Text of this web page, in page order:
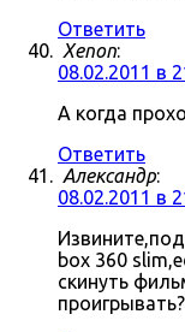
Ответить
Xenon:
08.02.2011 в
А когда
Ответить
Александр:
08.02.2011 в
box 360
скинуть
проигрывать?